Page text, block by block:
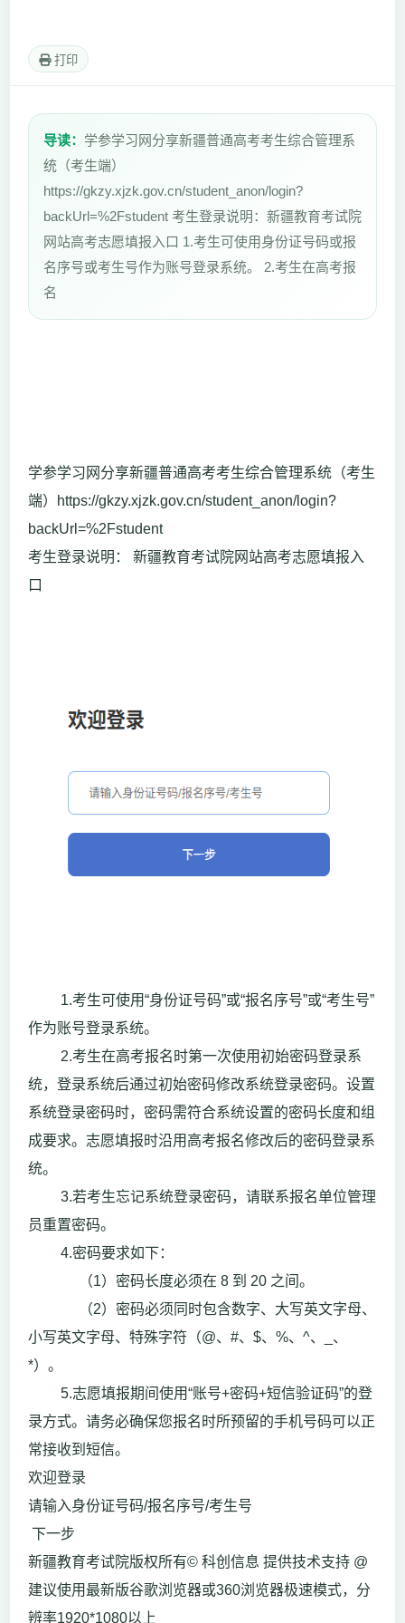
打印
导读： 学参学习网分享新疆普通高考考生综合管理系
统（考生端）
https://gkzy.xjzk.gov.cn/student_anon/login?
backUrl=%2Fstudent 考生登录说明：新疆教育考试院
网站高考志愿填报入口 1.考生可使用身份证号码或报
名序号或考生号作为账号登录系统。 2.考生在高考报
名
学参学习网分享新疆普通高考考生综合管理系统（考生
端）https://gkzy.xjzk.gov.cn/student_anon/login?
backUrl=%2Fstudent
考生登录说明： 新疆教育考试院网站高考志愿填报入
口
1.考生可使用“身份证号码”或“报名序号”或“考生号”
作为账号登录系统。
2.考生在高考报名时第一次使用初始密码登录系
统，登录系统后通过初始密码修改系统登录密码。设置
系统登录密码时，密码需符合系统设置的密码长度和组
成要求。志愿填报时沿用高考报名修改后的密码登录系
统。
3.若考生忘记系统登录密码，请联系报名单位管理
员重置密码。
4.密码要求如下：
（1）密码长度必须在 8 到 20 之间。
（2）密码必须同时包含数字、大写英文字母、
小写英文字母、特殊字符（@、#、$、%、^、_、
*）。
5.志愿填报期间使用“账号+密码+短信验证码”的登
录方式。请务必确保您报名时所预留的手机号码可以正
常接收到短信。
欢迎登录
请输入身份证号码/报名序号/考生号
下一步
新疆教育考试院版权所有© 科创信息 提供技术支持 @
建议使用最新版谷歌浏览器或360浏览器极速模式，分
辨率1920*1080以上